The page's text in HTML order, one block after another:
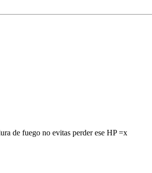
de fuego no evitas perder ese HP =x